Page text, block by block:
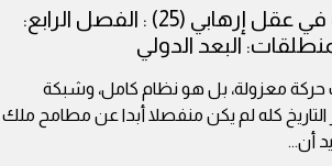
كتاب رحلة في عقل إرهابي (25) : الفصل الرابع:
البعد الدولي
حركة معزولة، بل هو نظام كامل، وشبكة
كله لم يكن منفصلا أبدا عن مطامح ملك
أن...